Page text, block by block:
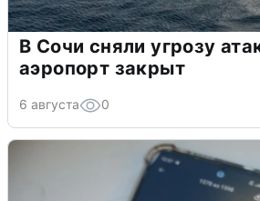
В Сочи сняли угрозу
аэропорт закрыт
6 августа 0